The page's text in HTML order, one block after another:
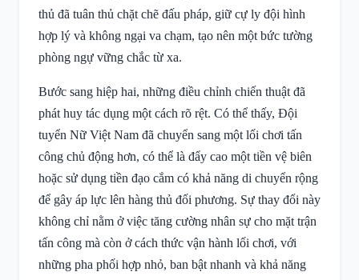
thủ đã tuân thủ chặt chẽ đấu pháp, giữ cự ly đội hình
hợp lý và không ngại va chạm, tạo nên một bức tường
phòng ngự vững chắc từ xa.
Bước sang hiệp hai, những điều chỉnh chiến thuật đã
phát huy tác dụng một cách rõ rệt. Có thể thấy, Đội
tuyển Nữ Việt Nam đã chuyển sang một lối chơi tấn
công chủ động hơn, có thể là đẩy cao một tiền vệ biên
hoặc sử dụng tiền đạo cắm có khả năng di chuyển rộng
để gây áp lực lên hàng thủ đối phương. Sự thay đổi này
không chỉ nằm ở việc tăng cường nhân sự cho mặt trận
tấn công mà còn ở cách thức vận hành lối chơi, với
những pha phối hợp nhỏ, ban bật nhanh và khả năng